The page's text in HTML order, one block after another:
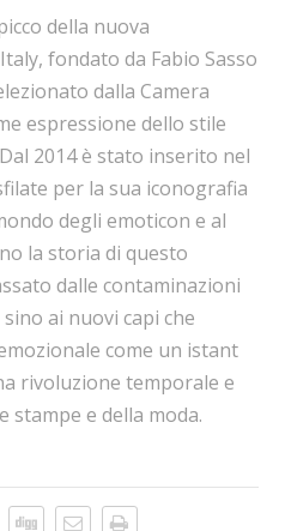
della nuova
fondato da Fabio Sasso
dalla Camera
espressione dello stile
2014 è stato inserito nel
per la sua iconografia
degli emoticon e al
la storia di questo
dalle contaminazioni
ai nuovi capi che
come un istant
rivoluzione temporale e
stampe e della moda.